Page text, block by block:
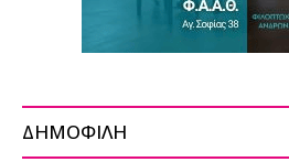
ΔΗΜΟΦΙΛΗ